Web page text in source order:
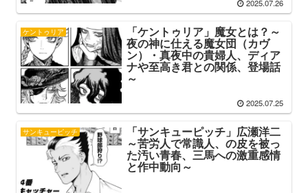
2025.07.26
ケントゥリア 「ケントゥリア」魔女とは？～
夜の神に仕える魔女団（カヴ
ン）・真夜中の貴婦人、ディア
ナや至高き君との関係、登場話
～
2025.07.25
サンキューピッチ 「サンキューピッチ」広瀬洋二
～苦労人で常識人、の皮を被っ
た汚い青春、三馬への激重感情
と作中動向～